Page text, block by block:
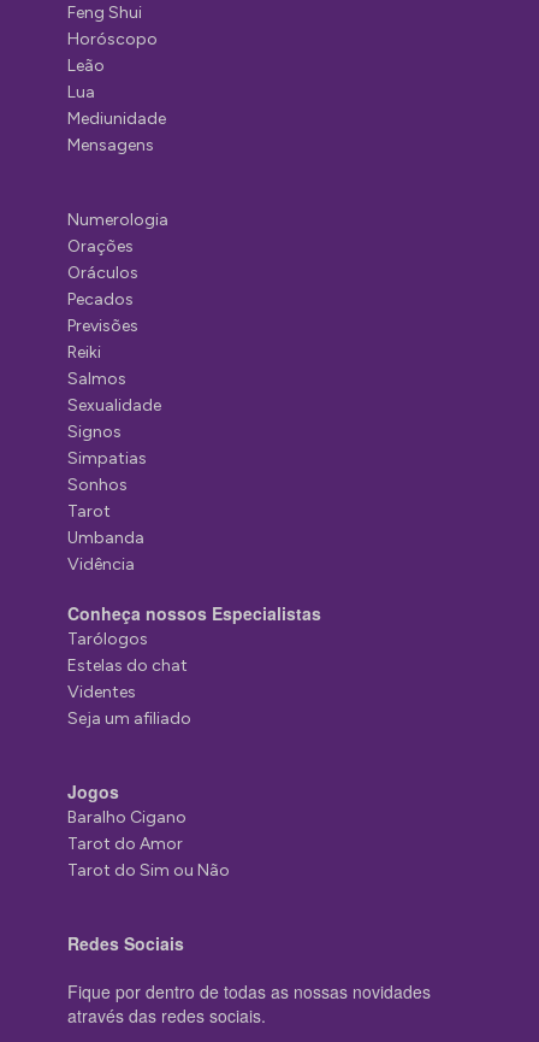
Feng Shui
Horóscopo
Leão
Lua
Mediunidade
Mensagens
Numerologia
Orações
Oráculos
Pecados
Previsões
Reiki
Salmos
Sexualidade
Signos
Simpatias
Sonhos
Tarot
Umbanda
Vidência
Conheça nossos Especialistas
Tarólogos
Estelas do chat
Videntes
Seja um afiliado
Jogos
Baralho Cigano
Tarot do Amor
Tarot do Sim ou Não
Redes Sociais
Fique por dentro de todas as nossas novidades
através das redes sociais.